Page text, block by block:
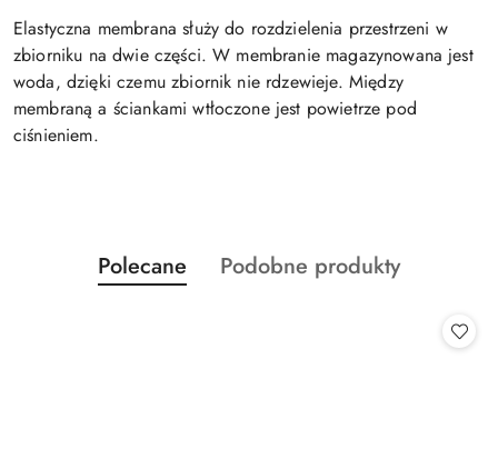
Elastyczna membrana służy do rozdzielenia przestrzeni w
zbiorniku na dwie części. W membranie magazynowana jest
woda, dzięki czemu zbiornik nie rdzewieje. Między
membraną a ściankami wtłoczone jest powietrze pod
ciśnieniem.
Pomiń karuzelę produktów
Produkty
o
Polecane
Produkty
Podobne produkty